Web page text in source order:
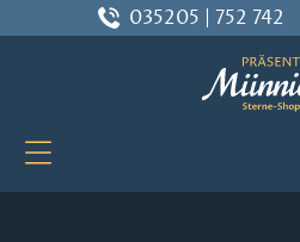
Zum Hauptinhalt springen
035205 | 752 742